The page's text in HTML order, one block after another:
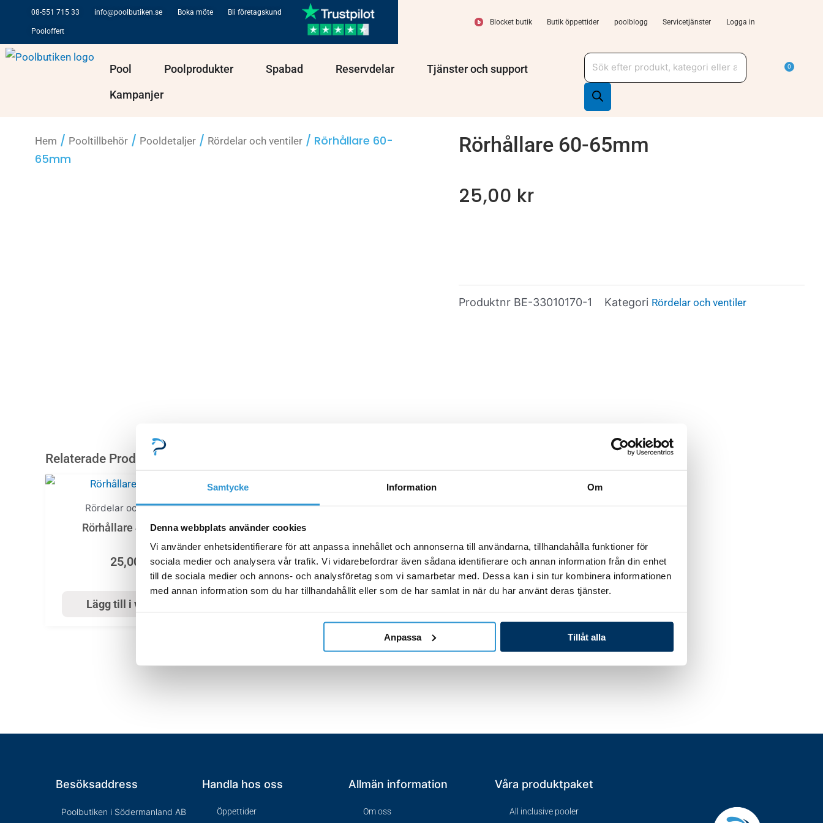
Samtycke Information Om
Denna webbplats använder cookies
Vi använder enhetsidentifierare för att anpassa innehållet och annonserna till användarna, tillhandahålla funktioner för
sociala medier och analysera vår trafik. Vi vidarebefordrar även sådana identifierare och annan information från din enhet
till de sociala medier och annons- och analysföretag som vi samarbetar med. Dessa kan i sin tur kombinera informationen
med annan information som du har tillhandahållit eller som de har samlat in när du har använt deras tjänster.
Anpassa Tillåt alla
innehåll
08-551 715 33 info@poolbutiken.se Boka möte Bli företagskund
Pooloffert
Blocket butik Butik öppettider poolblogg Servicetjänster Logga in
Pool Öppna PoolPoolprodukter Öppna Poolprodukter
Spabad Öppna Spabad
Reservdelar Öppna Reservdelar
Tjänster och support Öppna Tjänster och support
Kampanjer
Produktsökning 0
Hem / Pooltillbehör/ Pooldetaljer/ Rördelar och ventiler/ Rörhållare 60-
65mm
Rörhållare 60-65mm
25,00 kr
Produktnr BE-33010170-1 Kategori Rördelar och ventiler
Relaterade Produkter
Rördelar och ventiler
Rörhållare 47-51mm
25,00 kr
Lägg till i varukorg
Besöksaddress
Poolbutiken i Södermanland AB
Handla hos oss
Öppettider
Allmän information
Om oss
Våra produktpaket
All inclusive pooler